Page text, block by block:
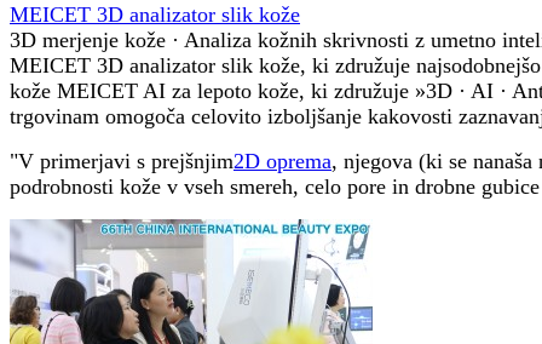
MEICET 3D analizator slik kože
3D merjenje kože · Analiza kožnih skrivnosti z umetno
MEICET 3D analizator slik kože, ki združuje
kože MEICET AI za lepoto kože, ki združuje »3D · AI ·
trgovinam omogoča celovito izboljšanje kakovosti
"V primerjavi s prejšnjim2D oprema, njegova (ki se
podrobnosti kože v vseh smereh, celo pore in drobne